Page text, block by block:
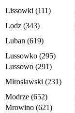
Lissowki (111)
Lodz (343)
Luban (619)
Lussowko (295)
Lussowo (291)
Miroslawski (231)
Modrze (652)
Mrowino (621)